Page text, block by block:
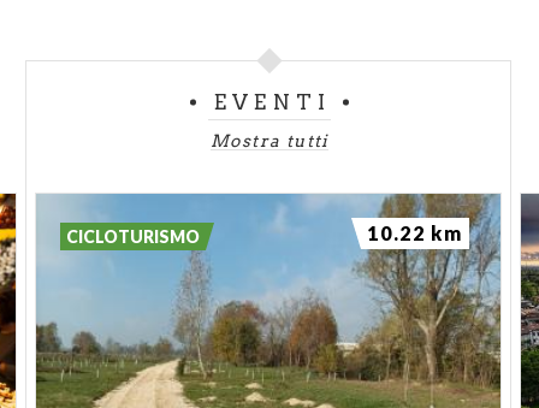
EVENTI
Mostra tutti
CICLOTURISMO 10.22 km